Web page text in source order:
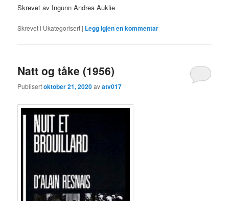
Skrevet av Ingunn Andrea Auklie
Skrevet i Ukategorisert | Legg igjen en kommentar
Natt og tåke (1956)
Publisertoktober 21, 2020avatv017